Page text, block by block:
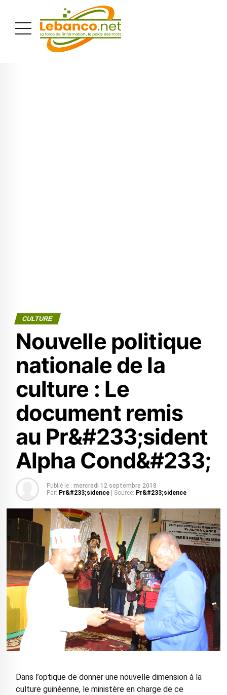
CULTURE
Nouvelle politique
nationale de la
culture : Le
document remis
au Pr&#233;sident
Alpha Cond&#233;
Publié le : mercredi 12 septembre 2018
Par: Pr&#233;sidence | Source: Pr&#233;sidence
Dans l’optique de donner une nouvelle dimension à la
culture guinéenne, le ministère en charge de ce